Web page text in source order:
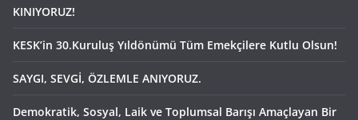
KINIYORUZ!
KESK’in 30.Kuruluş Yıldönümü Tüm Emekçilere Kutlu Olsun!
SAYGI, SEVGİ, ÖZLEMLE ANIYORUZ.
Demokratik, Sosyal, Laik ve Toplumsal Barışı Amaçlayan Bir